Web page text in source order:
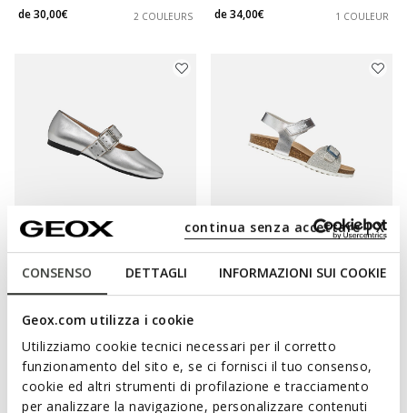
CONSENSO DETTAGLI INFORMAZIONI SUI COOKIE
Geox.com utilizza i cookie
Utilizziamo cookie tecnici necessari per il corretto
funzionamento del sito e, se ci fornisci il tuo consenso,
cookie ed altri strumenti di profilazione e tracciamento
per analizzare la navigazione, personalizzare contenuti
continua senza accettare | X
de30,00€ 2 COULEURS
de34,00€ 1 COULEUR
DERNIERS PRIX D'ÉTÉ
NEW PALMARIA FEMME
1 COULEUR
DERNIERS PRIX D'ÉTÉ
ADRIEL FILLE